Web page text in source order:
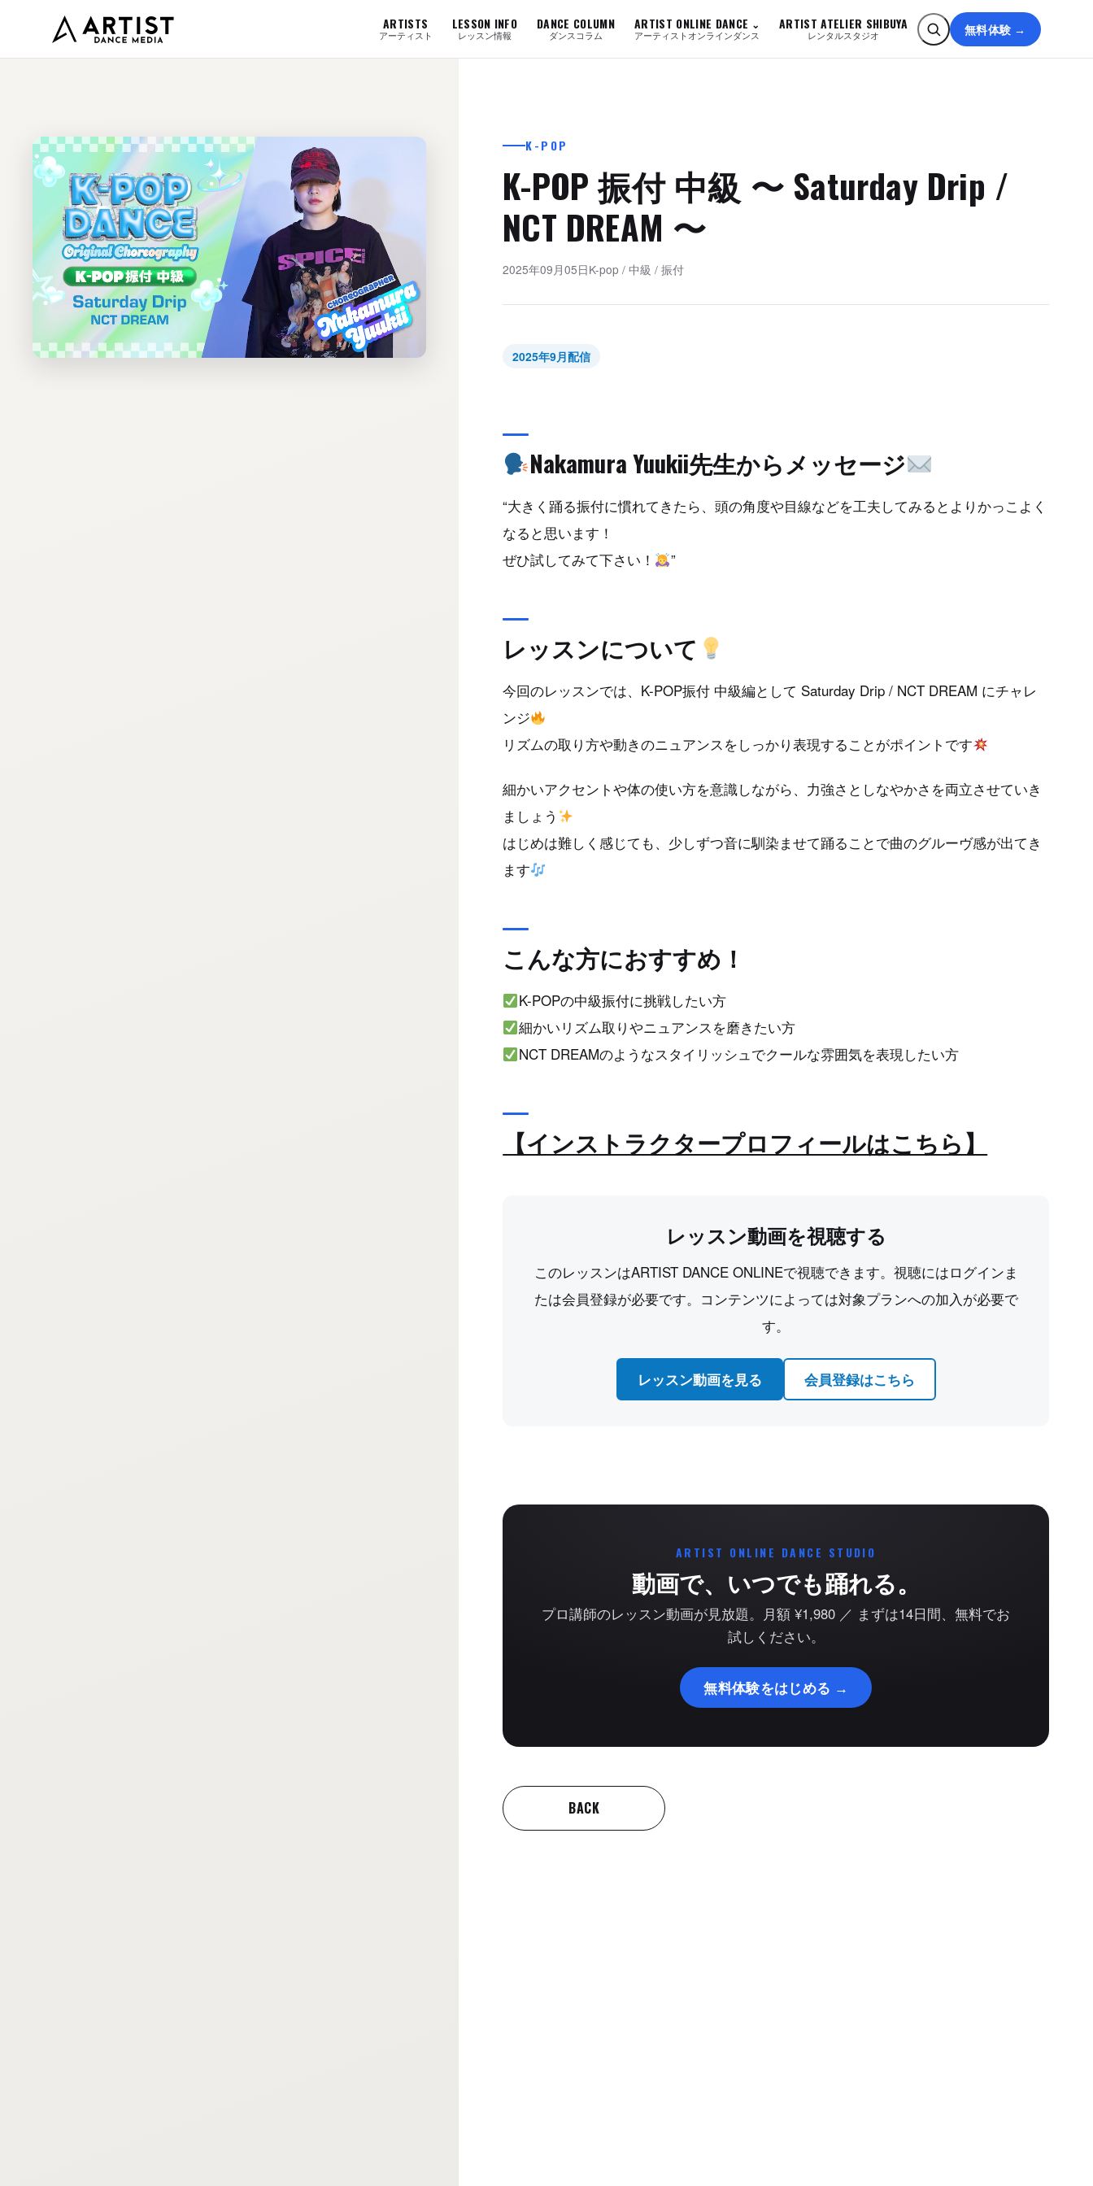
ARTISTS
アーティスト
LESSON INFO
レッスン情報
DANCE COLUMN
ダンスコラム
ARTIST ONLINE DANCE
アーティストオンラインダンス
ARTIST ATELIER SHIBUYA
レンタルスタジオ 無料体験 →
K-POP
K-POP 振付 中級 〜 Saturday Drip /
NCT DREAM 〜
2025年09月05日K-pop /中級 /振付
2025年9月配信
Nakamura Yuukii先生からメッセージ
“大きく踊る振付に慣れてきたら、頭の角度や目線などを工夫してみるとよりかっこよく
なると思います！
ぜひ試してみて下さい！
”
レッスンについて
今回のレッスンでは、K-POP振付 中級編として Saturday Drip / NCT DREAM にチャレ
ンジ
リズムの取り方や動きのニュアンスをしっかり表現することがポイントです
細かいアクセントや体の使い方を意識しながら、力強さとしなやかさを両立させていき
ましょう
はじめは難しく感じても、少しずつ音に馴染ませて踊ることで曲のグルーヴ感が出てき
ます
こんな方におすすめ！
K-POPの中級振付に挑戦したい方
細かいリズム取りやニュアンスを磨きたい方
NCT DREAMのようなスタイリッシュでクールな雰囲気を表現したい方
【インストラクタープロフィールはこちら】
レッスン動画を視聴する
このレッスンはARTIST DANCE ONLINEで視聴できます。視聴にはログインま
たは会員登録が必要です。コンテンツによっては対象プランへの加入が必要で
す。
レッスン動画を見る 会員登録はこちら
ARTIST ONLINE DANCE STUDIO
動画で、いつでも踊れる。
プロ講師のレッスン動画が見放題。月額 ¥1,980 ／ まずは14日間、無料でお
試しください。
無料体験をはじめる →
BACK